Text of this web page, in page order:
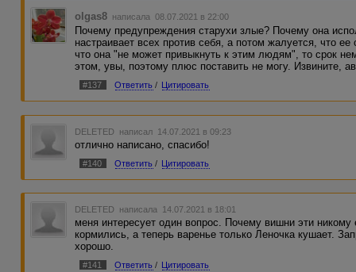
olgas8 написала 08.07.2021 в 22:00
Почему предупреждения старухи злые? Почему она
настраивает всех против себя, а потом жалуется, что
что она "не может привыкнуть к этим людям", то срок
этом, увы, поэтому плюс поставить не могу. Извините,
#137 Ответить / Цитировать
DELETED написал 14.07.2021 в 09:23
отлично написано, спасибо!
#140 Ответить / Цитировать
DELETED написала 14.07.2021 в 18:01
меня интересует один вопрос. Почему вишни эти
кормились, а теперь варенье только Леночка кушает.
хорошо.
#141 Ответить / Цитировать